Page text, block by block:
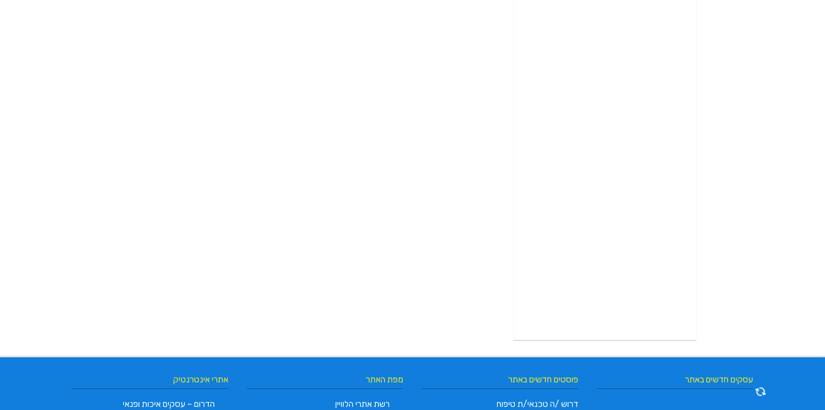
אתרי אינטרנטיק
הדרום – עסקים איכות ופנאי
מפת האתר
רשת אתרי הלוויין
פוסטים חדשים באתר
דרוש /ה טכנאי/ת טיפוח
עסקים חדשים באתר